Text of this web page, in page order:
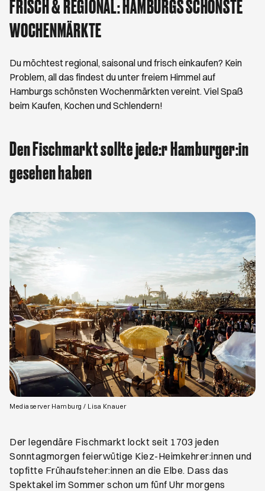
FRISCH & REGIONAL: HAMBURGS SCHÖNSTE
WOCHENMÄRKTE
Du möchtest regional, saisonal und frisch einkaufen? Kein
Problem, all das findest du unter freiem Himmel auf
Hamburgs schönsten Wochenmärkten vereint. Viel Spaß
beim Kaufen, Kochen und Schlendern!
Den Fischmarkt sollte jede:r Hamburger:in
gesehen haben
Mediaserver Hamburg / Lisa KnauerÖffnet ein neues Browser-Tab
Der legendäre Fischmarkt lockt seit 1703 jeden
Sonntagmorgen feierwütige Kiez-Heimkehrer:innen und
topfitte Frühaufsteher:innen an die Elbe. Dass das
Spektakel im Sommer schon um fünf Uhr morgens